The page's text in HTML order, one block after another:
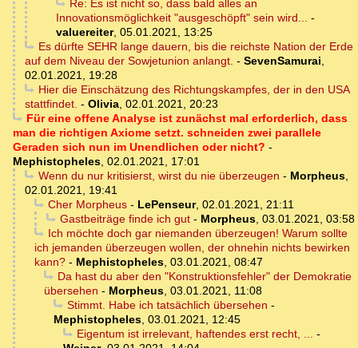
Re: Es ist nicht so, dass bald alles an
Innovationsmöglichkeit "ausgeschöpft" sein wird... -
valuereiter, 05.01.2021, 13:25
Es dürfte SEHR lange dauern, bis die reichste Nation der Erde
auf dem Niveau der Sowjetunion anlangt. - SevenSamurai,
02.01.2021, 19:28
Hier die Einschätzung des Richtungskampfes, der in den USA
stattfindet. - Olivia, 02.01.2021, 20:23
Für eine offene Analyse ist zunächst mal erforderlich, dass
man die richtigen Axiome setzt. schneiden zwei parallele
Geraden sich nun im Unendlichen oder nicht? -
Mephistopheles, 02.01.2021, 17:01
Wenn du nur kritisierst, wirst du nie überzeugen - Morpheus,
02.01.2021, 19:41
Cher Morpheus- LePenseur, 02.01.2021, 21:11
Gastbeiträge finde ich gut- Morpheus, 03.01.2021, 03:58
Ich möchte doch gar niemanden überzeugen! Warum sollte
ich jemanden überzeugen wollen, der ohnehin nichts bewirken
kann? - Mephistopheles, 03.01.2021, 08:47
Da hast du aber den "Konstruktionsfehler" der Demokratie
übersehen - Morpheus, 03.01.2021, 11:08
Stimmt. Habe ich tatsächlich übersehen -
Mephistopheles, 03.01.2021, 12:45
Eigentum ist irrelevant, haftendes erst recht, ... -